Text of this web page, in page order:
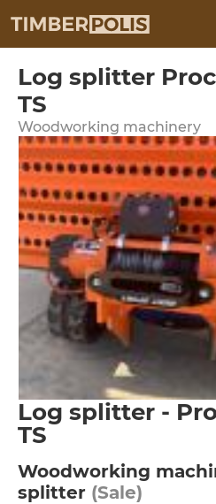
Log splitter
TS
Woodworking machinery
Log splitter -
TS
Woodworking
splitter (Sale)